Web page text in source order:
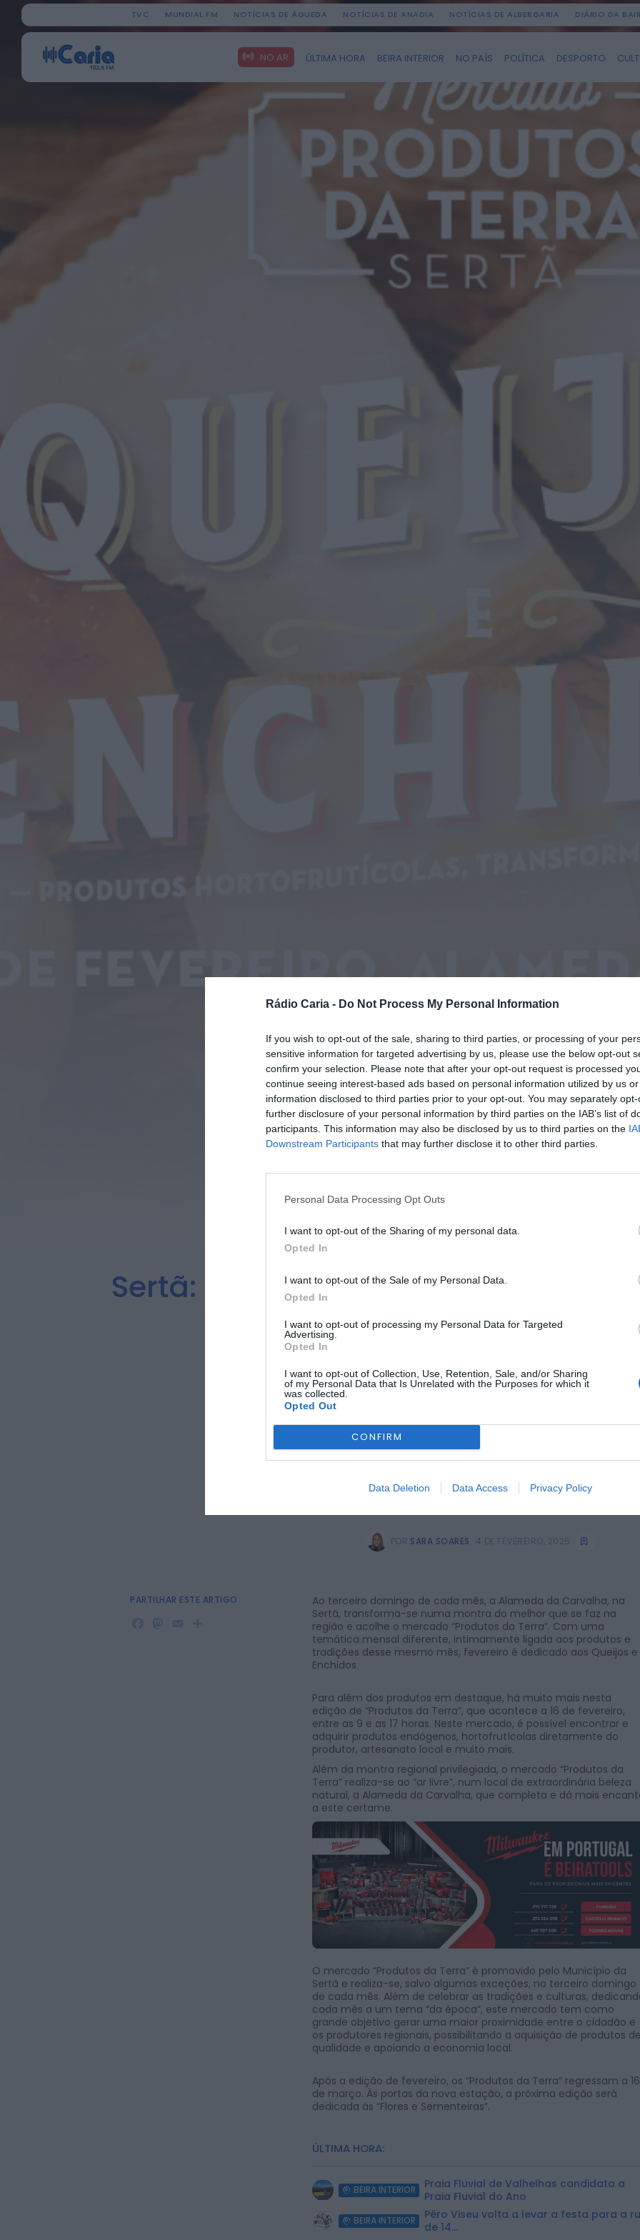
Rádio Caria - Do Not Process My Personal Information
If you wish to opt-out of the sale, sharing to third parties, or processing of your
sensitive information for targeted advertising by us, please use the below opt-out
confirm your selection. Please note that after your opt-out request is processed
continue seeing interest-based ads based on personal information utilized by us
information disclosed to third parties prior to your opt-out. You may separately
further disclosure of your personal information by third parties on the IAB’s list of
participants. This information may also be disclosed by us to third parties on the
Downstream Participants that may further disclose it to other third parties.
Personal Data Processing Opt Outs
I want to opt-out of the Sharing of my personal data.
Opted In
I want to opt-out of the Sale of my Personal Data.
Opted In
I want to opt-out of processing my Personal Data for Targeted
Advertising.
Opted In
I want to opt-out of Collection, Use, Retention, Sale, and/or Sharing
of my Personal Data that Is Unrelated with the Purposes for which it
was collected.
Opted Out
CONFIRM
Data Deletion Data Access Privacy Policy
TVC MUNDIAL FM NOTÍCIAS DE ÁGUEDA NOTÍCIAS DE ANADIA NOTÍCIAS DE ALBERGARIA DIÁRIO DA
NO AR ÚLTIMA HORA BEIRA INTERIOR NO PAÍS POLÍTICA DESPORTO
Search
for:
Sertã: Produtos da Terra
Enchidos
POR SARA SOARES 4 DE FEVEREIRO, 2025
Ao terceiro domingo de cada mês, a Alameda da Carvalha, na
Sertã, transforma-se numa montra do melhor que se faz na
região e acolhe o mercado “Produtos da Terra”. Com uma
temática mensal diferente, intimamente ligada aos produtos e
tradições desse mesmo mês, fevereiro é dedicado aos Queijos e
Enchidos.
Para além dos produtos em destaque, há muito mais nesta
edição de “Produtos da Terra”, que acontece a 16 de fevereiro,
entre as 9 e as 17 horas. Neste mercado, é possível encontrar e
adquirir produtos endógenos, hortofrutícolas diretamente do
produtor, artesanato local e muito mais.
Além da montra regional privilegiada, o mercado “Produtos da
Terra” realiza-se ao “ar livre”, num local de extraordinária beleza
natural, a Alameda da Carvalha, que completa e dá mais
a este certame.
O mercado “Produtos da Terra” é promovido pelo Município da
Sertã e realiza-se, salvo algumas exceções, no terceiro domingo
de cada mês. Além de celebrar as tradições e culturas,
cada mês a um tema “da época”, este mercado tem como
grande objetivo gerar uma maior proximidade entre o cidadão e
os produtores regionais, possibilitando a aquisição de produtos
qualidade e apoiando a economia local.
Após a edição de fevereiro, os “Produtos da Terra” regressam a 16
de março. Às portas da nova estação, a próxima edição será
dedicada às “Flores e Sementeiras”.
ÚLTIMA HORA:
BEIRA INTERIOR
Praia Fluvial de Valhelhas candidata a
Praia Fluvial do Ano
BEIRA INTERIOR
Pêro Viseu volta a levar a festa para a
de 14...
PARTILHAR ESTE ARTIGO